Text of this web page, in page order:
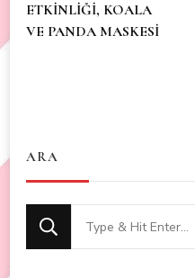
ETKİNLİĞİ, KOALA
VE PANDA MASKESİ
ARA
Looking
for